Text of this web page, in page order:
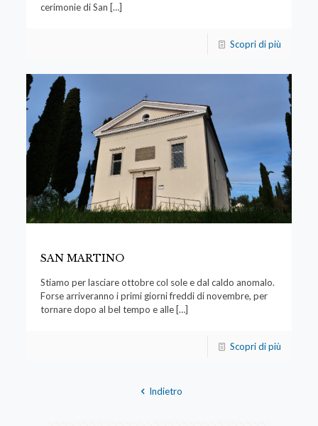
cerimonie di San […]
Scopri di più
SAN MARTINO
Stiamo per lasciare ottobre col sole e dal caldo anomalo.
Forse arriveranno i primi giorni freddi di novembre, per
tornare dopo al bel tempo e alle[…]
Scopri di più
Indietro